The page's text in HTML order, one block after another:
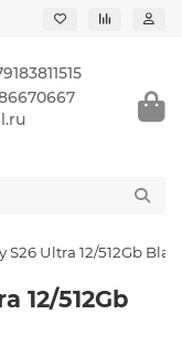
S26 Ultra 12/512Gb
12/512Gb